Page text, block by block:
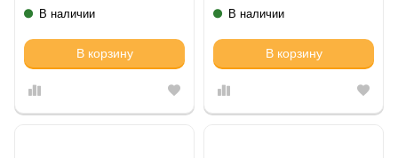
В наличии
В корзину
В наличии
В корзину